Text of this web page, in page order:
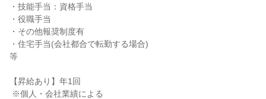
・技能手当：資格手当
・役職手当
・その他報奨制度有
・住宅手当(会社都合で転勤する場合)
等
【昇給あり】年1回